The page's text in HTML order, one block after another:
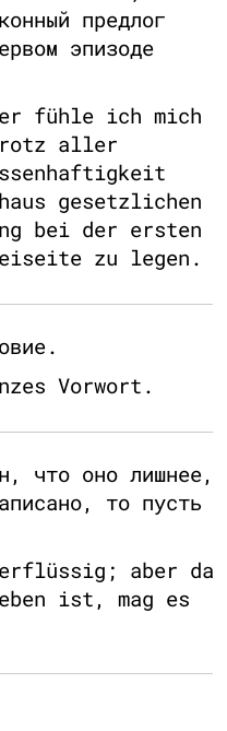
предлог
эпизоде
fühle ich mich
aller
gesetzlichen
bei der ersten
zu legen.
Vorwort.
что оно лишнее,
то пусть
aber da
ist, mag es